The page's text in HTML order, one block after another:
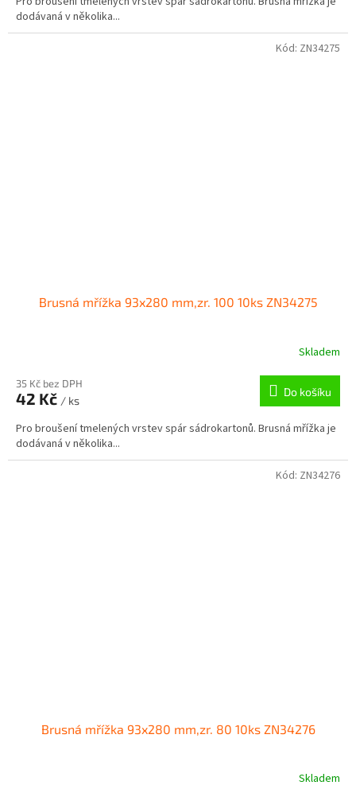
dodávaná v několika...
Brusná mřížka 93x280 mm,zr. 100 10ks ZN34275
Skladem
35 Kč bez DPH
42 Kč / ks
Do košíku
Pro broušení tmelených vrstev spár sádrokartonů. Brusná mřížka je
dodávaná v několika...
Kód: ZN34275
Brusná mřížka 93x280 mm,zr. 80 10ks ZN34276
Skladem
Kód: ZN34276